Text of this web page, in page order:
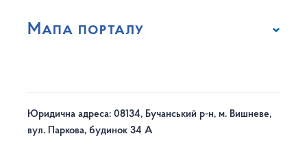
Мапа порталу
Юридична адреса: 08134, Бучанський р-н, м. Вишневе,
вул. Паркова, будинок 34 А